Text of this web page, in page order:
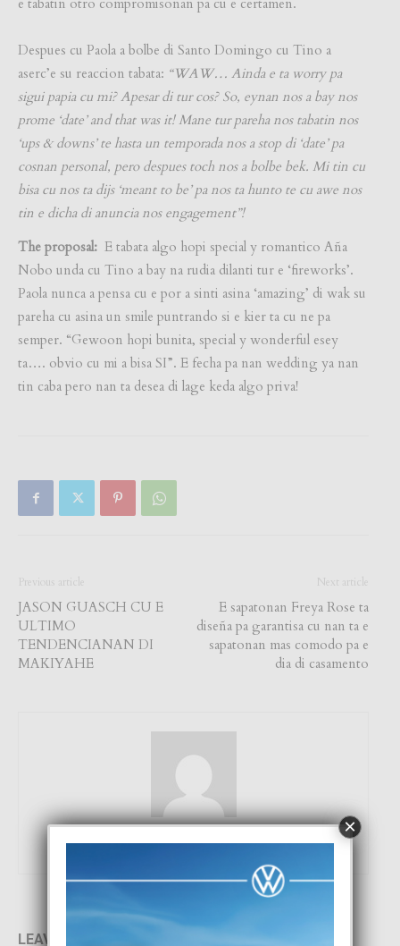
e tabatin otro compromisonan pa cu e certamen.
Despues cu Paola a bolbe di Santo Domingo cu Tino a
aserc’e su reaccion tabata: “WAW… Ainda e ta worry pa
sigui papia cu mi? Apesar di tur cos? So, eynan nos a bay nos
prome ‘date’ and that was it! Mane tur pareha nos tabatin nos
‘ups & downs’ te hasta un temporada nos a stop di ‘date’ pa
cosnan personal, pero despues toch nos a bolbe bek. Mi tin cu
bisa cu nos ta dijs ‘meant to be’ pa nos ta hunto te cu awe nos
tin e dicha di anuncia nos engagement”!
The proposal: E tabata algo hopi special y romantico Aña
Nobo unda cu Tino a bay na rudia dilanti tur e ‘fireworks’.
Paola nunca a pensa cu e por a sinti asina ‘amazing’ di wak su
pareha cu asina un smile puntrando si e kier ta cu ne pa
semper. “Gewoon hopi bunita, special y wonderful esey
ta…. obvio cu mi a bisa SI”. E fecha pa nan wedding ya nan
tin caba pero nan ta desea di lage keda algo priva!
Previous article
JASON GUASCH CU E
ULTIMO
TENDENCIANAN DI
MAKIYAHE
Next article
E sapatonan Freya Rose ta
diseña pa garantisa cu nan ta e
sapatonan mas comodo pa e
dia di casamento
Focus Magazine
LEAVE A REPLY
×